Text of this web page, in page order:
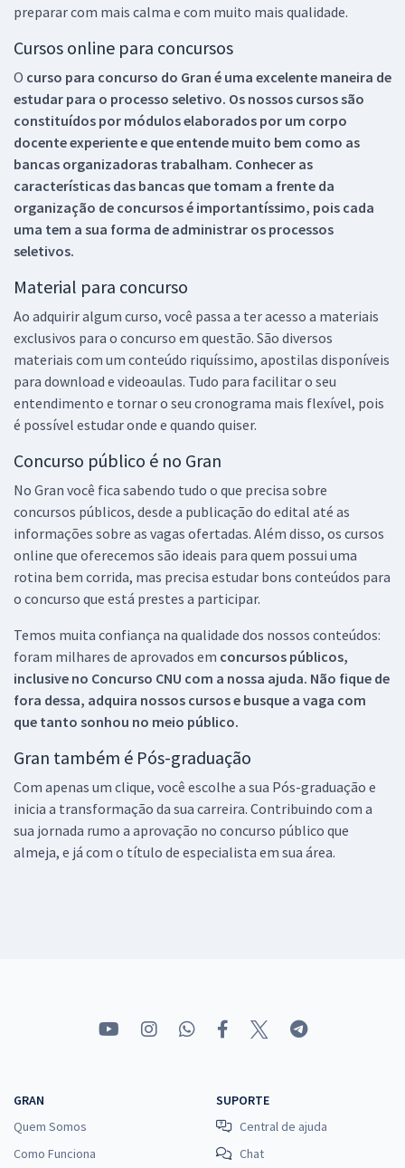
preparar com mais calma e com muito mais qualidade.
Cursos online para concursos
O curso para concurso do Gran é uma excelente maneira de
estudar para o processo seletivo. Os nossos cursos são
constituídos por módulos elaborados por um corpo
docente experiente e que entende muito bem como as
bancas organizadoras trabalham. Conhecer as
características das bancas que tomam a frente da
organização de concursos é importantíssimo, pois cada
uma tem a sua forma de administrar os processos
seletivos.
Material para concurso
Ao adquirir algum curso, você passa a ter acesso a materiais
exclusivos para o concurso em questão. São diversos
materiais com um conteúdo riquíssimo, apostilas disponíveis
para download e videoaulas. Tudo para facilitar o seu
entendimento e tornar o seu cronograma mais flexível, pois
é possível estudar onde e quando quiser.
Concurso público é no Gran
No Gran você fica sabendo tudo o que precisa sobre
concursos públicos, desde a publicação do edital até as
informações sobre as vagas ofertadas. Além disso, os cursos
online que oferecemos são ideais para quem possui uma
rotina bem corrida, mas precisa estudar bons conteúdos para
o concurso que está prestes a participar.
Temos muita confiança na qualidade dos nossos conteúdos:
foram milhares de aprovados em concursos públicos,
inclusive no Concurso CNU com a nossa ajuda. Não fique de
fora dessa, adquira nossos cursos e busque a vaga com
que tanto sonhou no meio público.
Gran também é Pós-graduação
Com apenas um clique, você escolhe a sua Pós-graduação e
inicia a transformação da sua carreira. Contribuindo com a
sua jornada rumo a aprovação no concurso público que
almeja, e já com o título de especialista em sua área.
GRAN
Quem Somos
Como Funciona
SUPORTE
Central de ajuda
Chat